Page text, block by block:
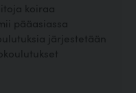
koiraa
pääasiassa
järjestetään